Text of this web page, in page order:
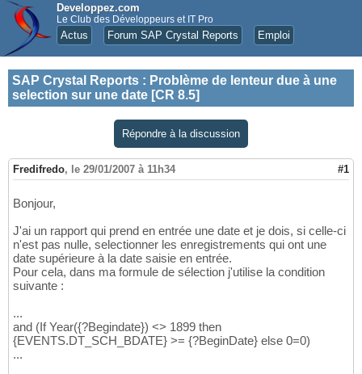
Developpez.com
Le Club des Développeurs et IT Pro
Actus Forum SAP Crystal Reports Emploi
SAP Crystal Reports : Problème de lenteur due à une
selection sur une date [CR 8.5]
Répondre à la discussion
Fredifredo, le 29/01/2007 à 11h34 #1
Bonjour,
J'ai un rapport qui prend en entrée une date et je dois, si celle-ci
n'est pas nulle, selectionner les enregistrements qui ont une
date supérieure à la date saisie en entrée.
Pour cela, dans ma formule de sélection j'utilise la condition
suivante :
...
and (If Year({?Begindate}) <> 1899 then
{EVENTS.DT_SCH_BDATE} >= {?BeginDate} else 0=0)
...